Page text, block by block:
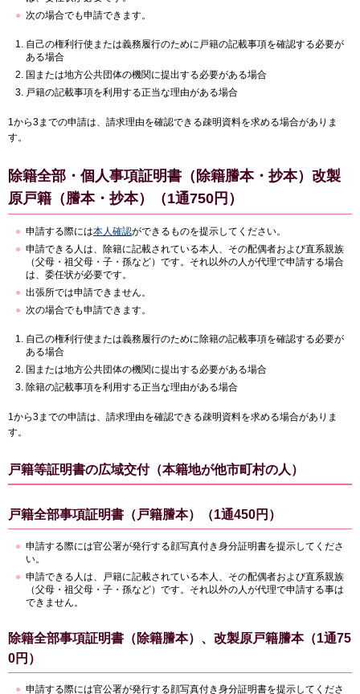
次の場合でも申請できます。
自己の権利行使または義務履行のために戸籍の記載事項を確認する必要が
ある場合
国または地方公共団体の機関に提出する必要がある場合
戸籍の記載事項を利用する正当な理由がある場合
1から3までの申請は、請求理由を確認できる疎明資料を求める場合がありま
す。
除籍全部・個人事項証明書（除籍謄本・抄本）改製
原戸籍（謄本・抄本）（1通750円）
申請する際には本人確認ができるものを提示してください。
申請できる人は、除籍に記載されている本人、その配偶者および直系親族
（父母・祖父母・子・孫など）です。それ以外の人が代理で申請する場合
は、委任状が必要です。
出張所では申請できません。
次の場合でも申請できます。
自己の権利行使または義務履行のために除籍の記載事項を確認する必要が
ある場合
国または地方公共団体の機関に提出する必要がある場合
除籍の記載事項を利用する正当な理由がある場合
1から3までの申請は、請求理由を確認できる疎明資料を求める場合がありま
す。
戸籍等証明書の広域交付（本籍地が他市町村の人）
戸籍全部事項証明書（戸籍謄本）（1通450円）
申請する際には官公署が発行する顔写真付き身分証明書を提示してくださ
い。
申請できる人は、戸籍に記載されている本人、その配偶者および直系親族
（父母・祖父母・子・孫など）です。それ以外の人が代理で申請する事は
できません。
除籍全部事項証明書（除籍謄本）、改製原戸籍謄本（1通75
0円）
申請する際には官公署が発行する顔写真付き身分証明書を提示してくださ